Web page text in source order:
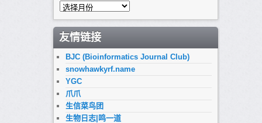
归
友情链接
BJC (Bioinformatics Journal Club)
snowhawkyrf.name
YGC
爪爪
生信菜鸟团
生物日志|鸣一道